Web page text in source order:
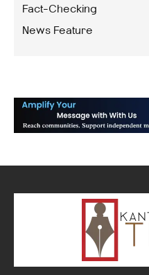
Fact-Checking
News Feature